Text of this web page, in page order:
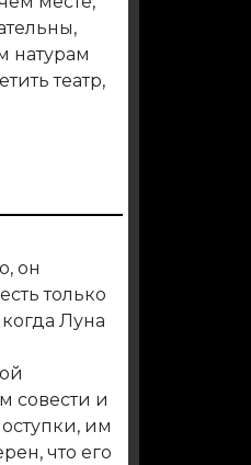
натурам
театр,
он
только
Луна
совести и
им
что его